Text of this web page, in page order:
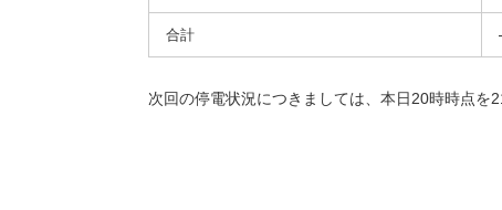
合計
次回の停電状況につきましては、本日20時時点を